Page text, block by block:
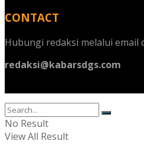
CONTACT
Hubungi redaksi melalui email
redaksi@kabarsdgs.com
No Result
View All Result